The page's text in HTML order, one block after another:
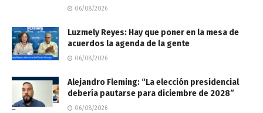
06/08/2026
Luzmely Reyes: Hay que poner en la mesa de
acuerdos la agenda de la gente
06/08/2026
Alejandro Fleming: “La elección presidencial
debería pautarse para diciembre de 2028”
06/08/2026